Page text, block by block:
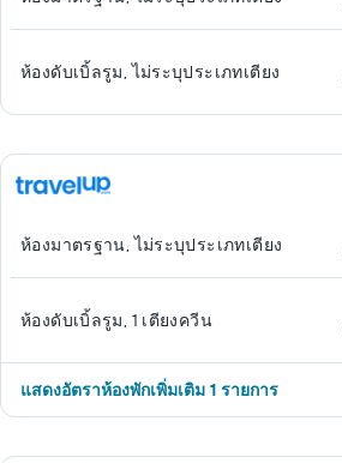
ห้องดับเบิ้ลรูม, ไม่ระบุประเภทเตียง
ห้องมาตรฐาน, ไม่ระบุประเภทเตียง
ห้องดับเบิ้ลรูม, 1 เตียงควีน
แสดงอัตราห้องพักเพิ่มเติม 1 รายการ